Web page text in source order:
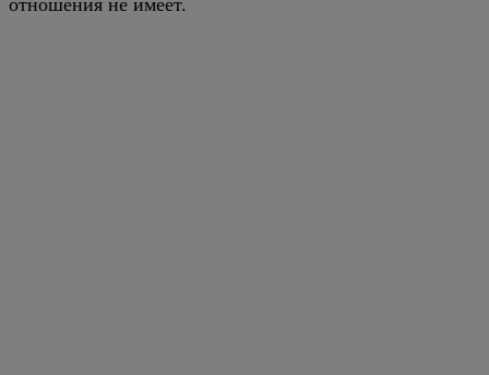
отношения не имеет.